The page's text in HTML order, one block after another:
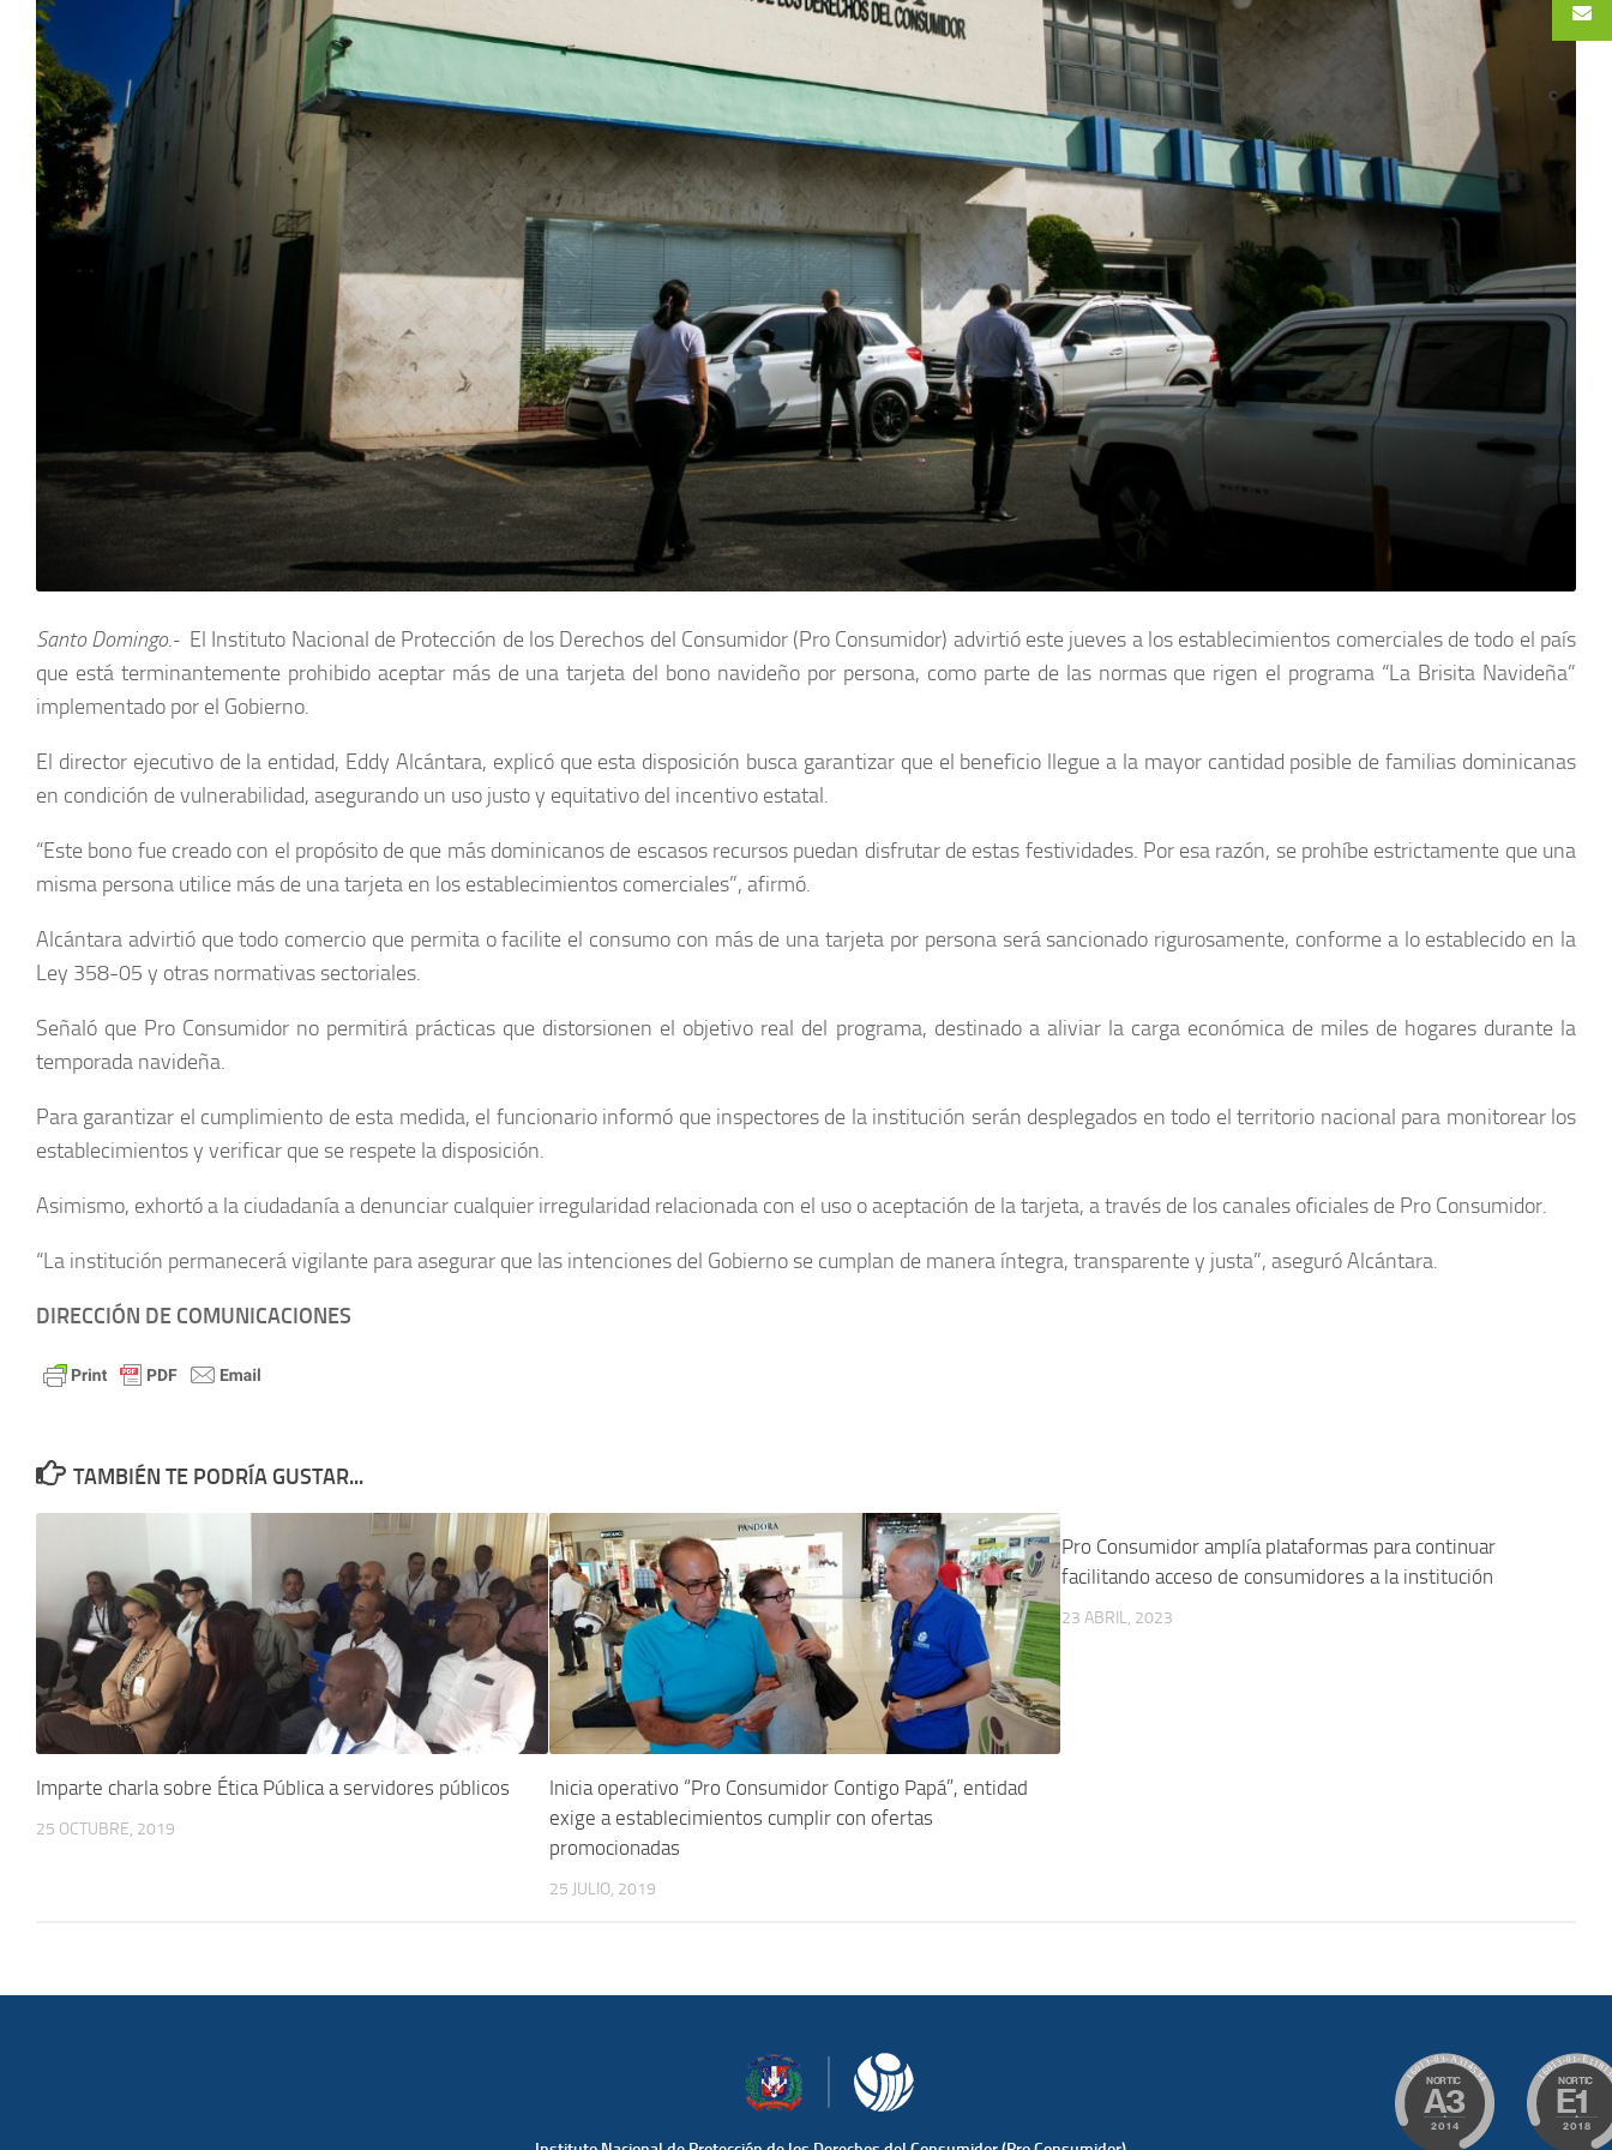
Santo Domingo.- El Instituto Nacional de Protección de los Derechos del Consumidor (Pro Consumidor) advirtió este jueves a los establecimientos comerciales de todo el país
que está terminantemente prohibido aceptar más de una tarjeta del bono navideño por persona, como parte de las normas que rigen el programa “La Brisita Navideña”
implementado por el Gobierno.
El director ejecutivo de la entidad, Eddy Alcántara, explicó que esta disposición busca garantizar que el beneficio llegue a la mayor cantidad posible de familias dominicanas
en condición de vulnerabilidad, asegurando un uso justo y equitativo del incentivo estatal.
“Este bono fue creado con el propósito de que más dominicanos de escasos recursos puedan disfrutar de estas festividades. Por esa razón, se prohíbe estrictamente que una
misma persona utilice más de una tarjeta en los establecimientos comerciales”, afirmó.
Alcántara advirtió que todo comercio que permita o facilite el consumo con más de una tarjeta por persona será sancionado rigurosamente, conforme a lo establecido en la
Ley 358-05 y otras normativas sectoriales.
Señaló que Pro Consumidor no permitirá prácticas que distorsionen el objetivo real del programa, destinado a aliviar la carga económica de miles de hogares durante la
temporada navideña.
Para garantizar el cumplimiento de esta medida, el funcionario informó que inspectores de la institución serán desplegados en todo el territorio nacional para monitorear los
establecimientos y verificar que se respete la disposición.
Asimismo, exhortó a la ciudadanía a denunciar cualquier irregularidad relacionada con el uso o aceptación de la tarjeta, a través de los canales oficiales de Pro Consumidor.
“La institución permanecerá vigilante para asegurar que las intenciones del Gobierno se cumplan de manera íntegra, transparente y justa”, aseguró Alcántara.
DIRECCIÓN DE COMUNICACIONES
TAMBIÉN TE PODRÍA GUSTAR...
Imparte charla sobre Ética Pública a servidores públicos
25 OCTUBRE, 2019
Inicia operativo “Pro Consumidor Contigo Papá”, entidad
exige a establecimientos cumplir con ofertas
promocionadas
25 JULIO, 2019
Pro Consumidor amplía plataformas para continuar
facilitando acceso de consumidores a la institución
23 ABRIL, 2023